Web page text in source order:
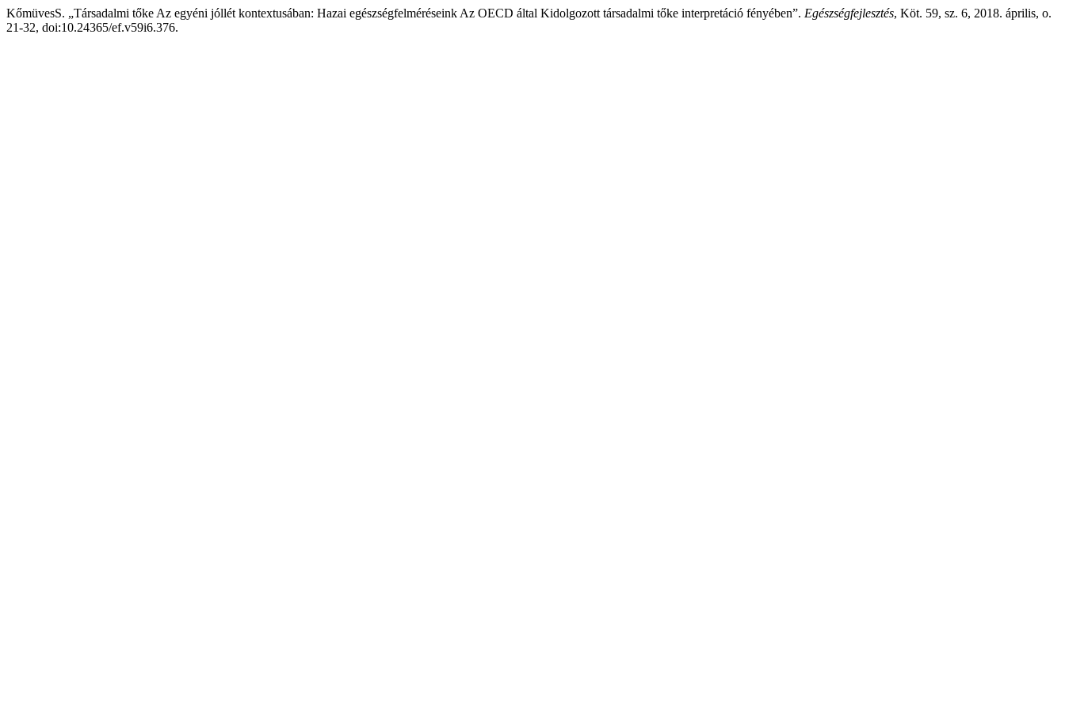
KőmüvesS. „Társadalmi tőke Az egyéni jóllét kontextusában: Hazai egészségfelméréseink Az OECD által Kidolgozott társadalmi tőke interpretáció fényében”. Egészségfejlesztés, Köt. 59, sz. 6, 2018. április, o.
21-32, doi:10.24365/ef.v59i6.376.